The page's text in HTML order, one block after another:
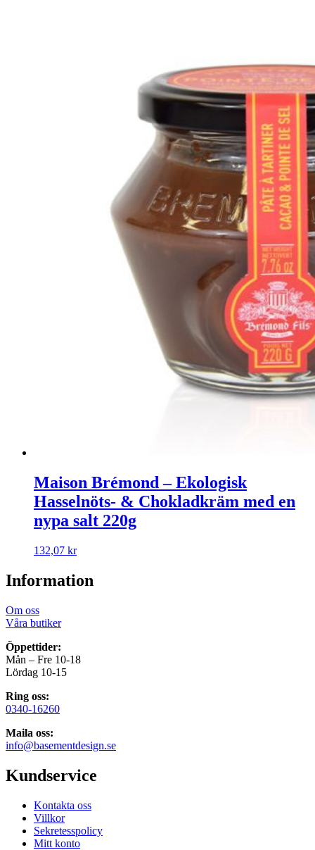
Maison Brémond – Ekologisk
Hasselnöts- & Chokladkräm med en
nypa salt 220g
132,07 kr
Information
Om oss
Våra butiker
Öppettider:
Mån – Fre 10-18
Lördag 10-15
Ring oss:
0340-16260
Maila oss:
info@basementdesign.se
Kundservice
Kontakta oss
Villkor
Sekretesspolicy
Mitt konto